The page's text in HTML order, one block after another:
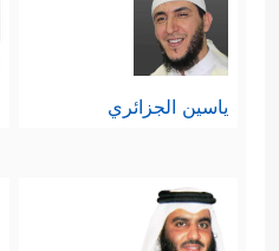
ياسين الجزائري